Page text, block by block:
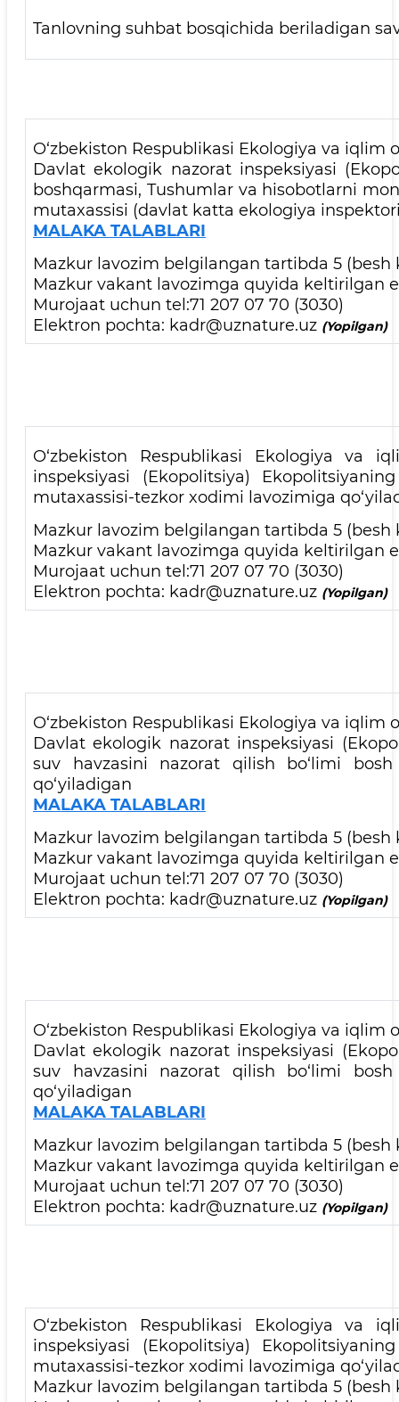
Tanlovning suhbat bosqichida beriladigan
O‘zbekiston Respublikasi Ekologiya va iqlim
Davlat ekologik nazorat inspeksiyasi
boshqarmasi, Tushumlar va hisobotlarni
mutaxassisi (davlat katta ekologiya
MALAKA TALABLARI
Mazkur lavozim belgilangan tartibda 5
Mazkur vakant lavozimga quyida keltirilgan
Murojaat uchun tel:71 207 07 70 (3030)
Elektron pochta: kadr@uznature.uz (Yopilgan)
O‘zbekiston Respublikasi Ekologiya va
inspeksiyasi (Ekopolitsiya)
mutaxassisi-tezkor xodimi lavozimiga
Mazkur lavozim belgilangan tartibda 5
Mazkur vakant lavozimga quyida keltirilgan
Murojaat uchun tel:71 207 07 70 (3030)
Elektron pochta: kadr@uznature.uz (Yopilgan)
O‘zbekiston Respublikasi Ekologiya va iqlim
Davlat ekologik nazorat inspeksiyasi
suv havzasini nazorat qilish bo‘limi
qo‘yiladigan
MALAKA TALABLARI
Mazkur lavozim belgilangan tartibda 5
Mazkur vakant lavozimga quyida keltirilgan
Murojaat uchun tel:71 207 07 70 (3030)
Elektron pochta: kadr@uznature.uz (Yopilgan)
O‘zbekiston Respublikasi Ekologiya va iqlim
Davlat ekologik nazorat inspeksiyasi
suv havzasini nazorat qilish bo‘limi
qo‘yiladigan
MALAKA TALABLARI
Mazkur lavozim belgilangan tartibda 5
Mazkur vakant lavozimga quyida keltirilgan
Murojaat uchun tel:71 207 07 70 (3030)
Elektron pochta: kadr@uznature.uz (Yopilgan)
O‘zbekiston Respublikasi Ekologiya va
inspeksiyasi (Ekopolitsiya)
mutaxassisi-tezkor xodimi lavozimiga
Mazkur lavozim belgilangan tartibda 5